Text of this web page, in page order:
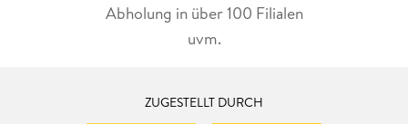
Abholung in über 100 Filialen
uvm.
ZUGESTELLT DURCH